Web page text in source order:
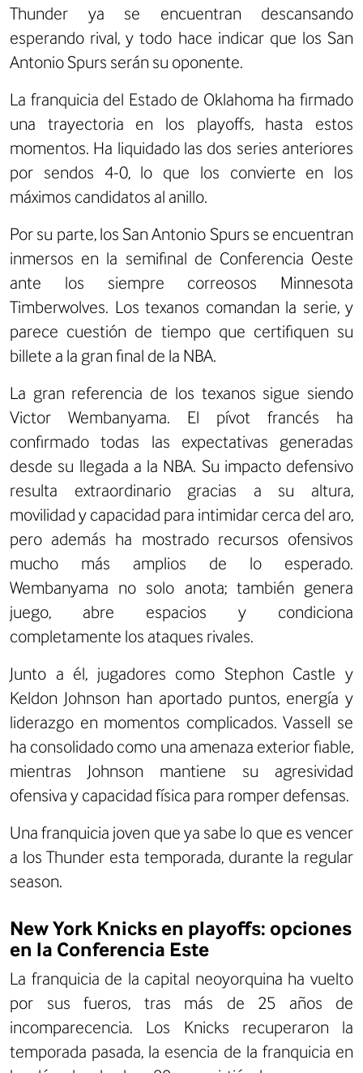
Thunder ya se encuentran descansando
esperando rival, y todo hace indicar que los San
Antonio Spurs serán su oponente.
La franquicia del Estado de Oklahoma ha firmado
una trayectoria en los playoffs, hasta estos
momentos. Ha liquidado las dos series anteriores
por sendos 4-0, lo que los convierte en los
máximos candidatos al anillo.
Por su parte, los San Antonio Spurs se encuentran
inmersos en la semifinal de Conferencia Oeste
ante los siempre correosos Minnesota
Timberwolves. Los texanos comandan la serie, y
parece cuestión de tiempo que certifiquen su
billete a la gran final de la NBA.
La gran referencia de los texanos sigue siendo
Victor Wembanyama. El pívot francés ha
confirmado todas las expectativas generadas
desde su llegada a la NBA. Su impacto defensivo
resulta extraordinario gracias a su altura,
movilidad y capacidad para intimidar cerca del aro,
pero además ha mostrado recursos ofensivos
mucho más amplios de lo esperado.
Wembanyama no solo anota; también genera
juego, abre espacios y condiciona
completamente los ataques rivales.
Junto a él, jugadores como Stephon Castle y
Keldon Johnson han aportado puntos, energía y
liderazgo en momentos complicados. Vassell se
ha consolidado como una amenaza exterior fiable,
mientras Johnson mantiene su agresividad
ofensiva y capacidad física para romper defensas.
Una franquicia joven que ya sabe lo que es vencer
a los Thunder esta temporada, durante la regular
season.
New York Knicks en playoffs: opciones
en la Conferencia Este
La franquicia de la capital neoyorquina ha vuelto
por sus fueros, tras más de 25 años de
incomparecencia. Los Knicks recuperaron la
temporada pasada, la esencia de la franquicia en